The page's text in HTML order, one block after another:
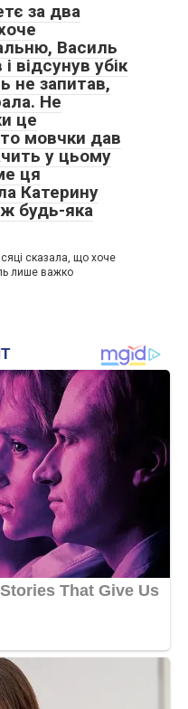
за два
Василь
відсунув убік
не запитав,
Не
це
мовчки дав
у цьому
ця
Катерину
будь-яка
сказала, що хоче
лише важко